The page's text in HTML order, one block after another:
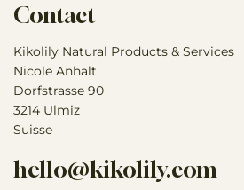
Contact
Kikolily Natural Products & Services
Nicole Anhalt
Dorfstrasse 90
3214 Ulmiz
Suisse
hello@kikolily.com